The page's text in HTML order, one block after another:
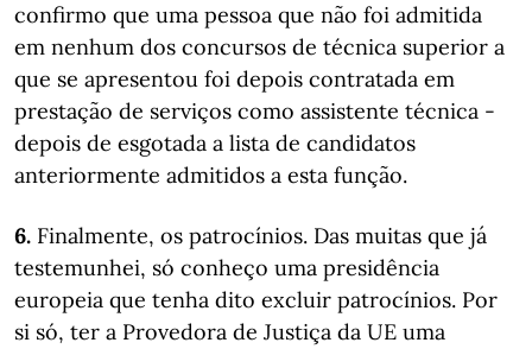
confirmo que uma pessoa que não foi admitida
em nenhum dos concursos de técnica superior a
que se apresentou foi depois contratada em
prestação de serviços como assistente técnica -
depois de esgotada a lista de candidatos
anteriormente admitidos a esta função.
6. Finalmente, os patrocínios. Das muitas que já
testemunhei, só conheço uma presidência
europeia que tenha dito excluir patrocínios. Por
si só, ter a Provedora de Justiça da UE uma